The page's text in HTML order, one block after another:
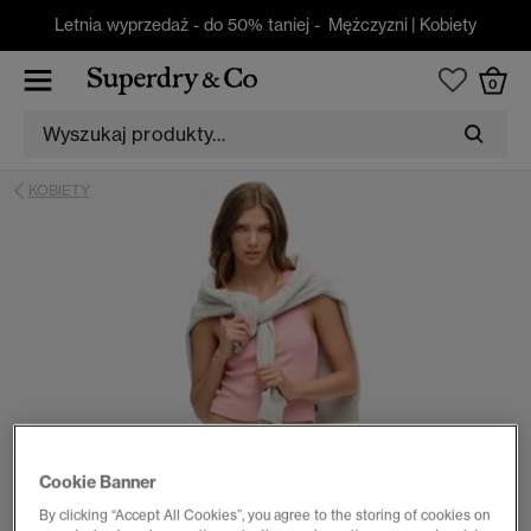
Letnia wyprzedaż - do 50% taniej - Mężczyzni | Kobiety
0
KOBIETY
Cookie Banner
By clicking “Accept All Cookies”, you agree to the storing of cookies on